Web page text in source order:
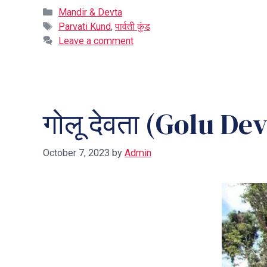
Categories
Mandir & Devta
Tags
Parvati Kund,पार्वती कुंड
Leave a comment
गोलू देवता (Golu
October 7, 2023 by Admin